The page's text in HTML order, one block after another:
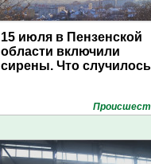
15 июля в Пензенской
области включили
сирены. Что